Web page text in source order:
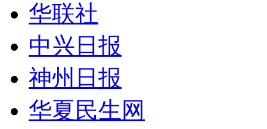
华联社
中兴日报
神州日报
华夏民生网